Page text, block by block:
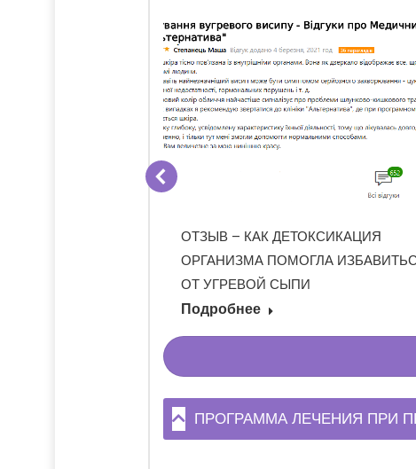
ОТЗЫВ – КАК ДЕТОКСИКАЦИЯ
ОРГАНИЗМА ПОМОГЛА
ОТ УГРЕВОЙ СЫПИ
Подробнее
ПРОГРАММА ЛЕЧЕНИЯ ПРИ